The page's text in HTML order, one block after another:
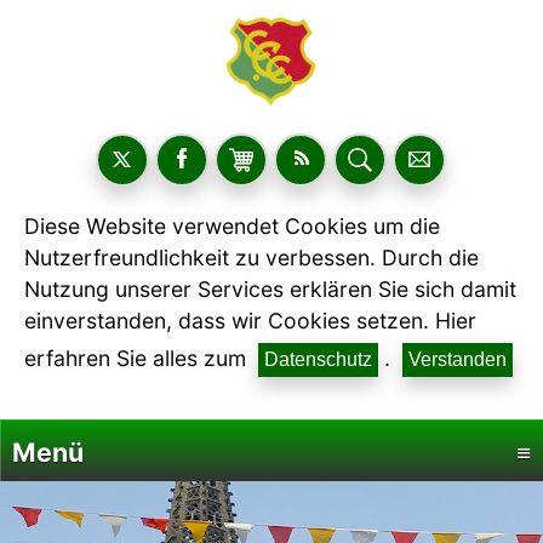
Diese Website verwendet Cookies um die
Nutzerfreundlichkeit zu verbessen. Durch die
Nutzung unserer Services erklären Sie sich damit
einverstanden, dass wir Cookies setzen. Hier
erfahren Sie alles zum
Datenschutz . Verstanden
Menü ≡
Startseite